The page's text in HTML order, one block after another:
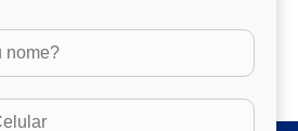
ATENDIMENTO:
17H30, EM DIAS ÚTEIS